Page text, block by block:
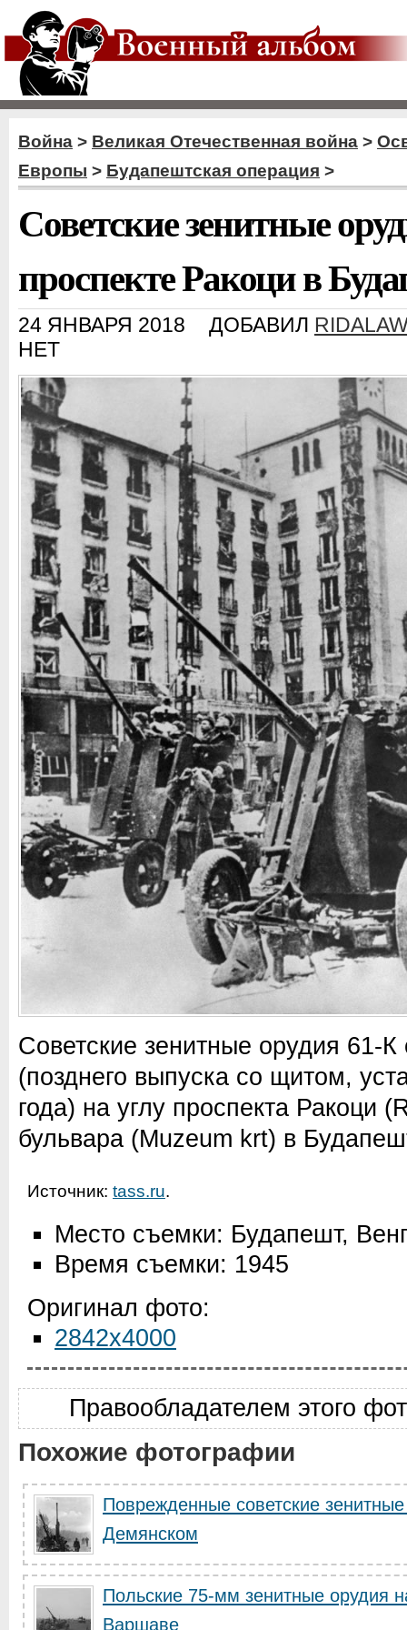
Война > Великая Отечественная война >
Европы > Будапештская операция >
Советские зенитные
проспекте Ракоци в
24 ЯНВАРЯ 2018 ДОБАВИЛ
НЕТ
Советские зенитные орудия 61-К
(позднего выпуска со щитом,
года) на углу проспекта Ракоци
бульвара (Мuzeum krt) в
Источник: tass.ru.
Место съемки: Будапешт,
Время съемки: 1945
Оригинал фото:
2842x4000
Правообладателем этого
Похожие фотографии
Поврежденные советские
Демянском
Польские 75-мм зенитные орудия
Варшаве